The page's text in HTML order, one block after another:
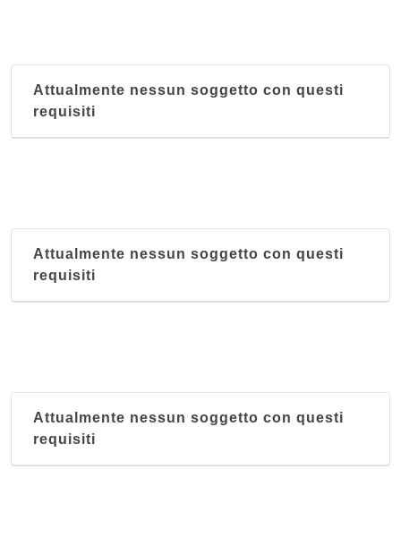
Attualmente nessun soggetto con questi
requisiti
Attualmente nessun soggetto con questi
requisiti
Attualmente nessun soggetto con questi
requisiti